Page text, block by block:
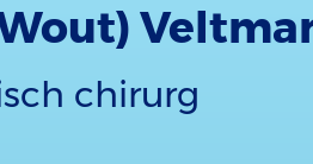
chirurg